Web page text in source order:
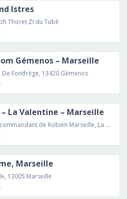
Istres
Thoret ZI du Tubé
Gémenos – Marseille
De Fontfrège, 13420 Gémenos
– La Valentine – Marseille
de Robien Marseille, La Valentine, 13011
Marseille
13005 Marseille